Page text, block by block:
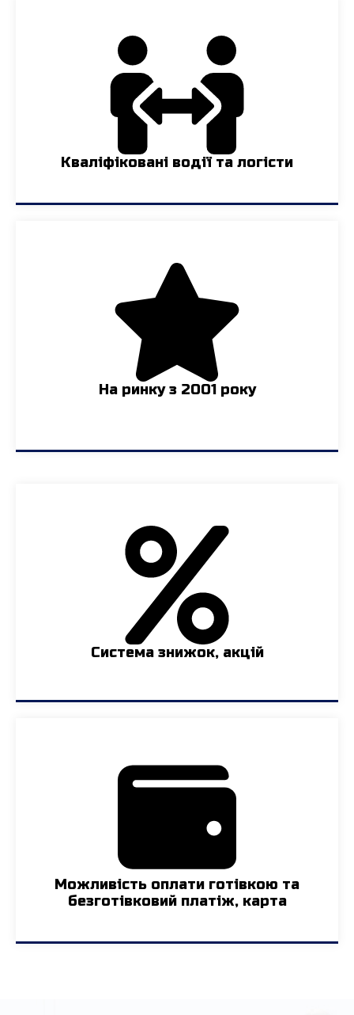
Кваліфіковані водії та логісти
На ринку з 2001 року
Система знижок, акцій
Можливість оплати готівкою та
безготівковий платіж, карта